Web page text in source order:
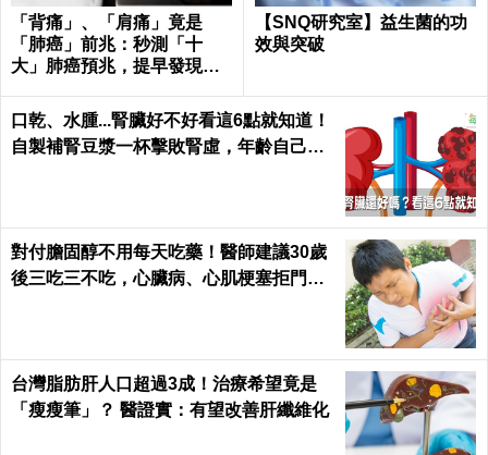
「背痛」、「肩痛」竟是
「肺癌」前兆：秒測「十
大」肺癌預兆，提早發現治
【SNQ研究室】益生菌的功
效與突破
口乾、水腫...腎臟好不好看這6點就知道！
自製補腎豆漿一杯擊敗腎虛，年齡自己決
對付膽固醇不用每天吃藥！醫師建議30歲
後三吃三不吃，心臟病、心肌梗塞拒門外
台灣脂肪肝人口超過3成！治療希望竟是
「瘦瘦筆」？ 醫證實：有望改善肝纖維化